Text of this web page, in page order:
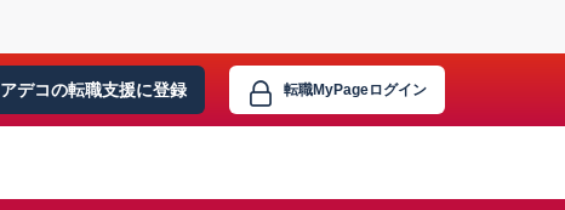
アデコの転職支援に登録 転職MyPageログイン